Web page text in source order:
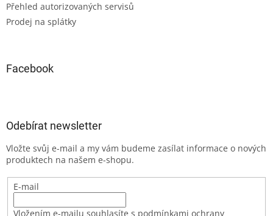
Přehled autorizovaných servisů
Prodej na splátky
Facebook
Odebírat newsletter
Vložte svůj e-mail a my vám budeme zasílat informace o nových
produktech na našem e-shopu.
E-mail
Vložením e-mailu souhlasíte s podmínkami ochrany